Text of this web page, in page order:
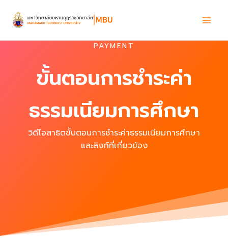
content
PAYMENT
ขั้นตอนการชำระค่า
ธรรมเนียมการศึกษา
วิดีโอสาธิตขั้นตอนการชำระค่าธรรมเนียมการศึกษา
และลิงก์ที่เกี่ยวข้อง